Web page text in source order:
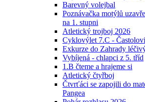
Barevný volejbal
Poznávačka motýlů
na 1. stupni
Atletický trojboj 2026
Cyklovýlet 7.C -
Exkurze do Zahrady
Vybíjená - chlapci z 5. tříd
1.B čteme a hrajeme si
Atletický čtyřboj
Čtvrťáci se zapojili do
Pangea